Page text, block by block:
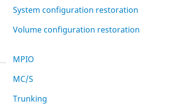
System configuration restoration
Volume configuration restoration
MPIO
MC/S
Trunking